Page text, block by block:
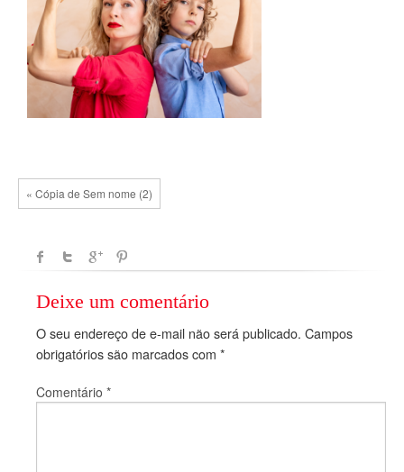
« Cópia de Sem nome (2)
Deixe um comentário
O seu endereço de e-mail não será publicado. Campos
obrigatórios são marcados com *
Comentário *